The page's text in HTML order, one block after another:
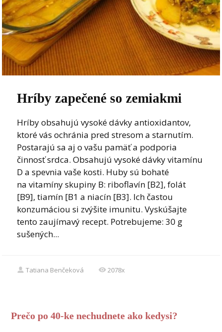
Hríby zapečené so zemiakmi
Hríby obsahujú vysoké dávky antioxidantov,
ktoré vás ochránia pred stresom a starnutím.
Postarajú sa aj o vašu pamäť a podporia
činnosť srdca. Obsahujú vysoké dávky vitamínu
D a spevnia vaše kosti. Huby sú bohaté
na vitamíny skupiny B: riboflavín [B2], folát
[B9], tiamín [B1 a niacín [B3]. Ich častou
konzumáciou si zvýšite imunitu. Vyskúšajte
tento zaujímavý recept. Potrebujeme: 30 g
sušených...
Tatiana Benčeková 2078x
Prečo po 40-ke nechudnete ako kedysi?